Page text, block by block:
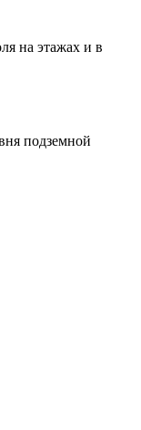
на этажах и в
подземной